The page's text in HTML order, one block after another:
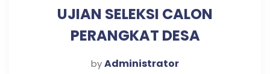
UJIAN SELEKSI CALON
PERANGKAT DESA
KLAMPISREJO
byAdministrator